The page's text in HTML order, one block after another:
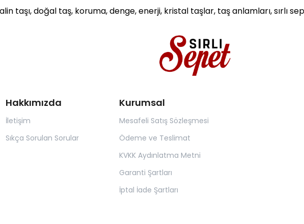
taşı, doğal taş, koruma, denge, enerji, kristal taşlar, taş anlamları, sırlı
Hakkımızda
İletişim
Sıkça Sorulan Sorular
Kurumsal
Mesafeli Satış Sözleşmesi
Ödeme ve Teslimat
KVKK Aydınlatma Metni
Garanti Şartları
İptal İade Şartları